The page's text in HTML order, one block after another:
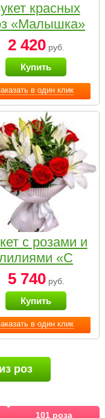
в один клик
красных
«Малышка»
2 420руб.
Купить
в один клик
с розами и
«С
наилучшими
5 740руб.
Купить
роз
101 роза